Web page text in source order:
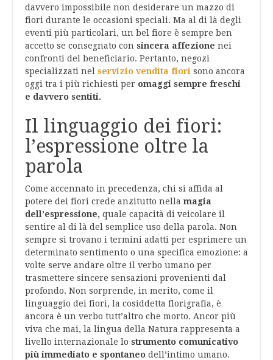
davvero impossibile non desiderare un mazzo di
fiori durante le occasioni speciali. Ma al di là degli
eventi più particolari, un bel fiore è sempre ben
accetto se consegnato con sincera affezione nei
confronti del beneficiario. Pertanto, negozi
specializzati nel servizio vendita fiori sono ancora
oggi tra i più richiesti per omaggi sempre freschi
e davvero sentiti.
Il linguaggio dei fiori:
l’espressione oltre la
parola
Come accennato in precedenza, chi si affida al
potere dei fiori crede anzitutto nella magia
dell’espressione, quale capacità di veicolare il
sentire al di là del semplice uso della parola. Non
sempre si trovano i termini adatti per esprimere un
determinato sentimento o una specifica emozione: a
volte serve andare oltre il verbo umano per
trasmettere sincere sensazioni provenienti dal
profondo. Non sorprende, in merito, come il
linguaggio dei fiori, la cosiddetta florigrafia, è
ancora è un verbo tutt’altro che morto. Ancor più
viva che mai, la lingua della Natura rappresenta a
livello internazionale lo strumento comunicativo
più immediato e spontaneo dell’intimo umano.